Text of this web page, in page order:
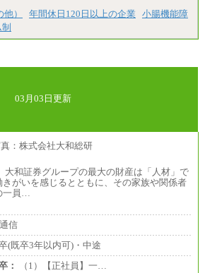
） 年間休日120日以上の企業
小腸機能障
03月03日更新
大和証券グループの最大の財産は「人材」で
がいを感じるとともに、その家族や関係者
一員…
信
(既卒3年以内可)・中途
：
（1）【正社員】一…